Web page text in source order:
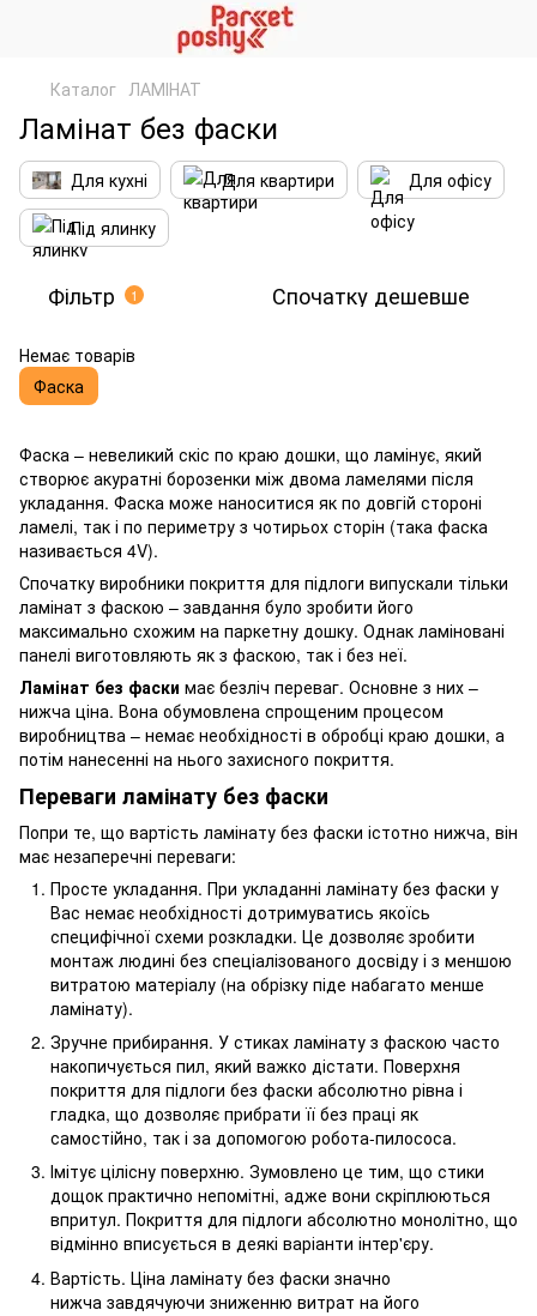
Каталог ЛАМІНАТ
Фаска – невеликий скіс по краю дошки, що ламінує, який
створює акуратні борозенки між двома ламелями після
укладання. Фаска може наноситися як по довгій стороні
ламелі, так і по периметру з чотирьох сторін (така фаска
називається 4V).
Спочатку виробники покриття для підлоги випускали тільки
ламінат з фаскою – завдання було зробити його
максимально схожим на паркетну дошку. Однак ламіновані
панелі виготовляють як з фаскою, так і без неї.
Ламінат без фаски має безліч переваг. Основне з них –
нижча ціна. Вона обумовлена спрощеним процесом
виробництва – немає необхідності в обробці краю дошки, а
потім нанесенні на нього захисного покриття.
Переваги ламінату без фаски
Попри те, що вартість ламінату без фаски істотно нижча, він
має незаперечні переваги:
Просте укладання. При укладанні ламінату без фаски у
Вас немає необхідності дотримуватись якоїсь
специфічної схеми розкладки. Це дозволяє зробити
монтаж людині без спеціалізованого досвіду і з меншою
витратою матеріалу (на обрізку піде набагато менше
ламінату).
Зручне прибирання. У стиках ламінату з фаскою часто
накопичується пил, який важко дістати. Поверхня
покриття для підлоги без фаски абсолютно рівна і
гладка, що дозволяє прибрати її без праці як
самостійно, так і за допомогою робота-пилососа.
Імітує цілісну поверхню. Зумовлено це тим, що стики
дощок практично непомітні, адже вони скріплюються
впритул. Покриття для підлоги абсолютно монолітно, що
відмінно вписується в деякі варіанти інтер'єру.
Вартість. Ціна ламінату без фаски значно
нижча завдячуючи зниженню витрат на його
Ламінат без фаски
Для кухні Для квартири
Для офісу
Під ялинку
Фільтр 1 Спочатку дешевше
Немає товарів
Фаска